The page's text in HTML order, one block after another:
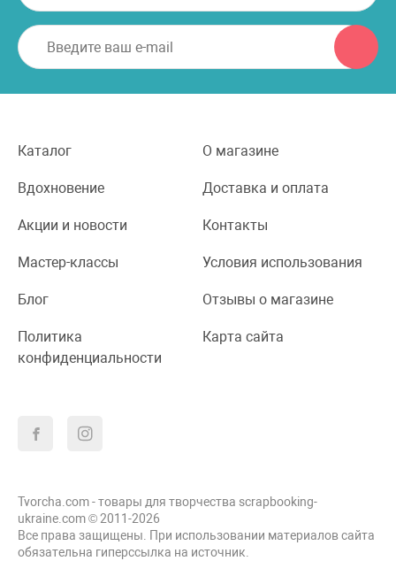
Каталог О магазине
Вдохновение Доставка и оплата
Акции и новости Контакты
Мастер-классы Условия использования
Блог Отзывы о магазине
Политика
конфиденциальности
Карта сайта
Tvorcha.com - товары для творчества scrapbooking-
ukraine.com © 2011-2026
Все права защищены. При использовании материалов сайта
обязательна гиперссылка на источник.